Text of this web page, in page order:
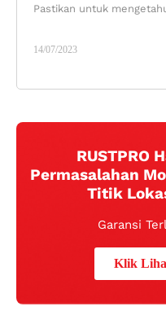
14/07/2023
Pastikan untuk
RUSTPRO
Permasalahan
Titik
Garansi
Klik